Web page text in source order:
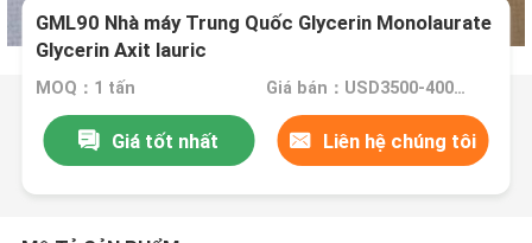
GML90 Nhà máy Trung Quốc Glycerin Monolaurate
Glycerin Axit lauric
MOQ：1 tấn Giá bán：USD3500-4000/MT
Giá tốt nhất Liên hệ chúng tôi